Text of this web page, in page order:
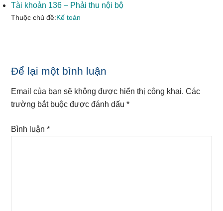
Tài khoản 136 – Phải thu nội bộ
Thuộc chủ đề:Kế toán
Reader
Interactions
Để lại một bình luận
Email của bạn sẽ không được hiển thị công khai. Các
trường bắt buộc được đánh dấu*
Bình luận*